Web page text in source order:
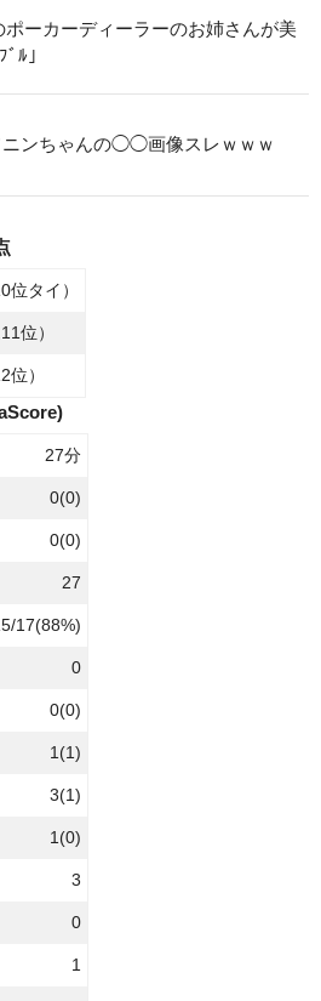
ーカーディーラーのお姉さんが美
ﾙ」
ニンちゃんの◯◯画像スレｗｗｗ
位タイ）
位）
）
27分
0(0)
0(0)
27
17(88%)
0
0(0)
1(1)
3(1)
1(0)
3
0
1